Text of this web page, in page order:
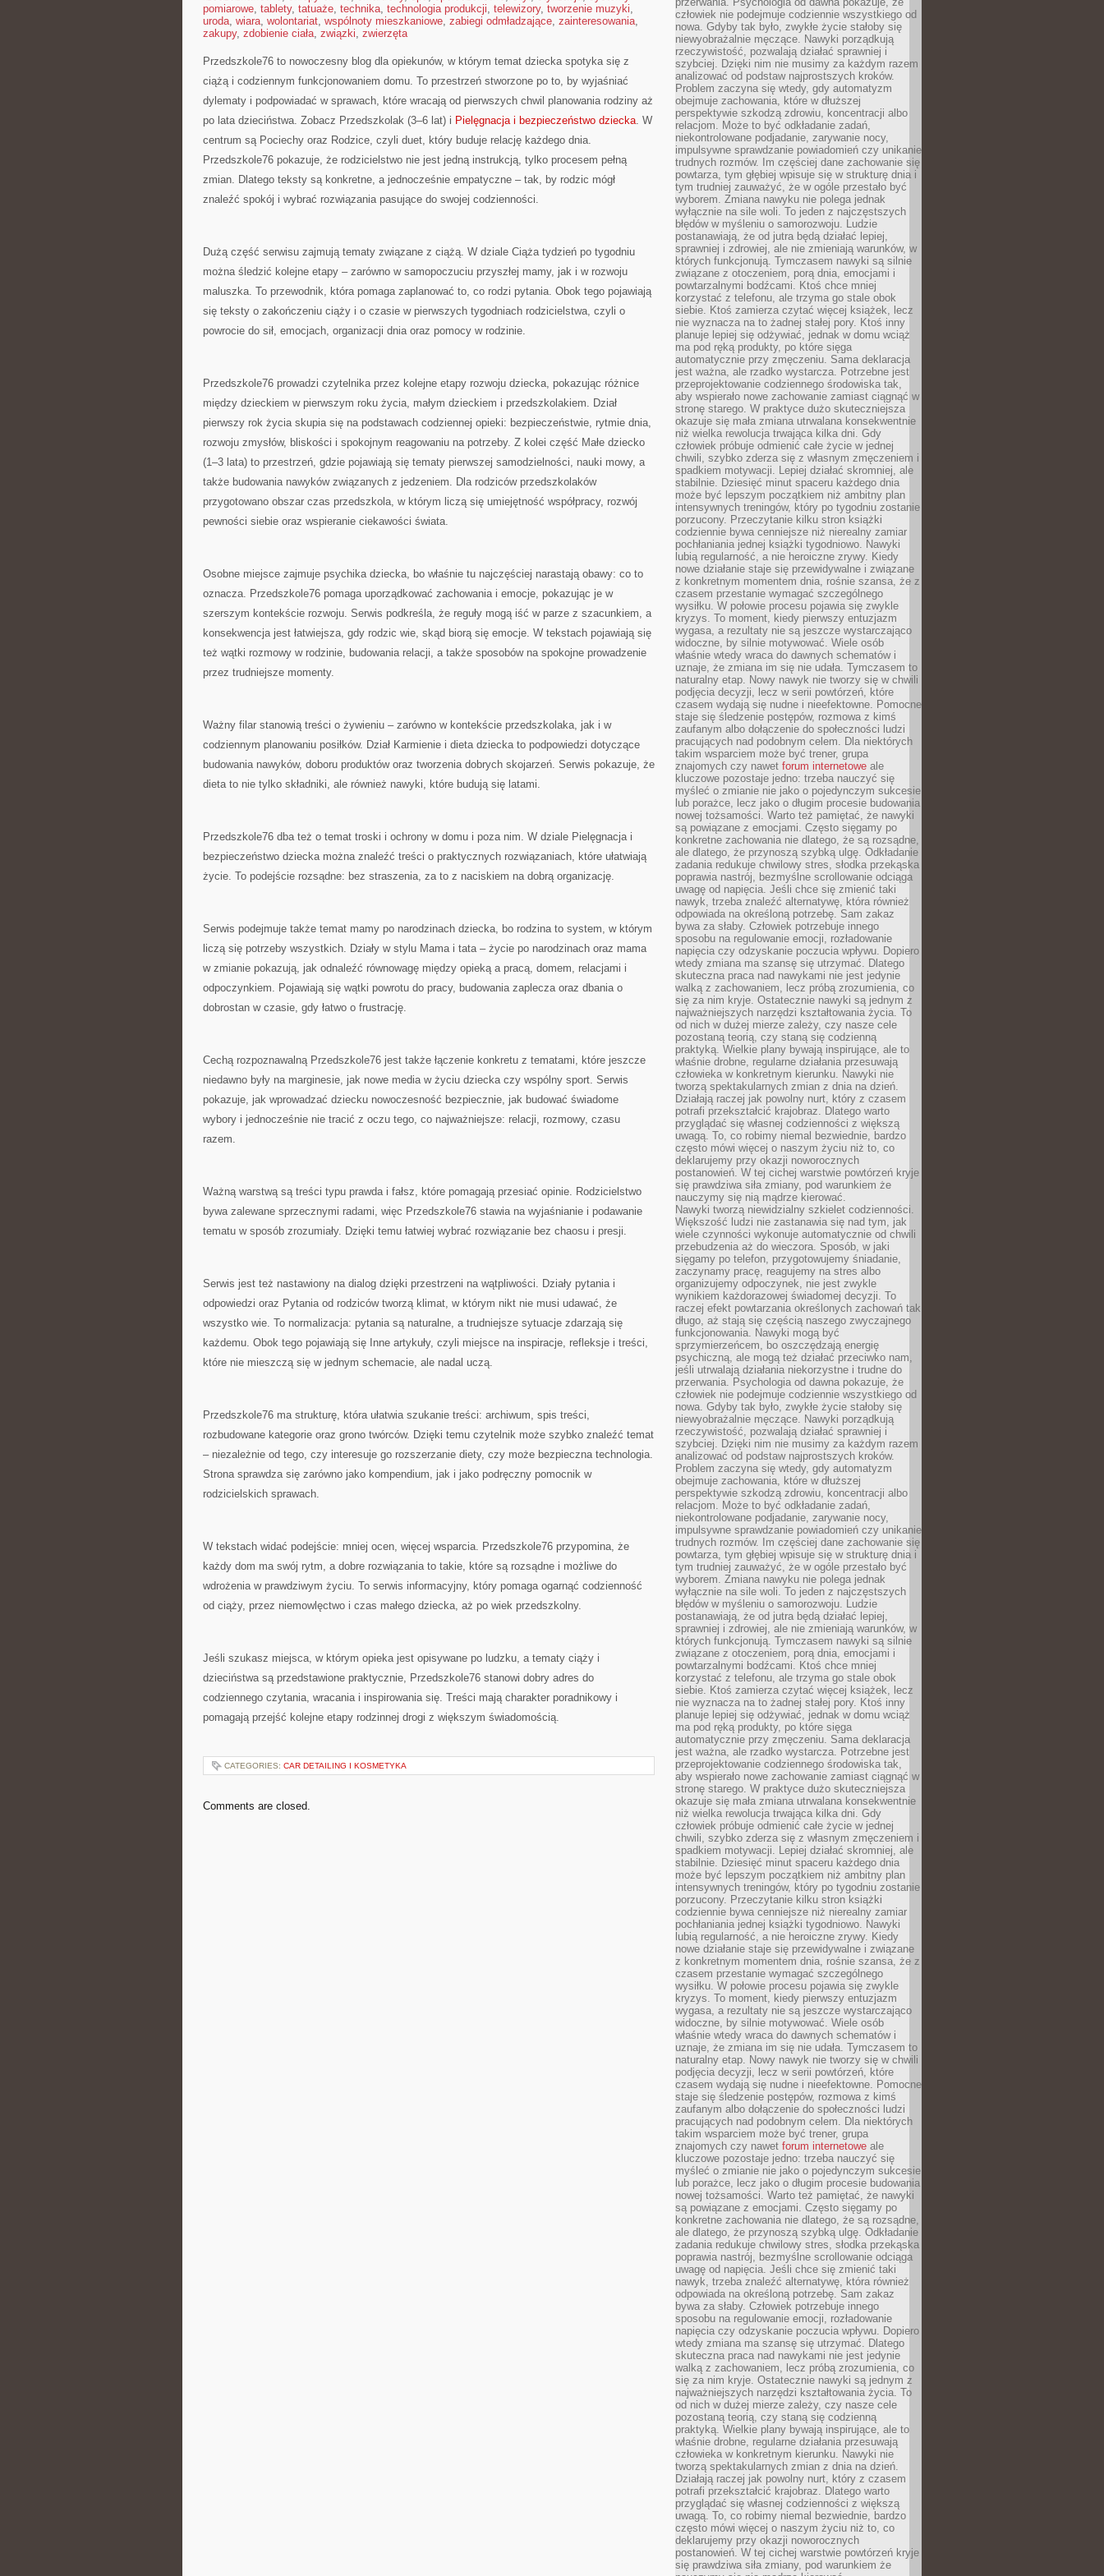
pomiarowe, tablety, tatuaże, technika, technologia produkcji, telewizory, tworzenie muzyki,
uroda, wiara, wolontariat, wspólnoty mieszkaniowe, zabiegi odmładzające, zainteresowania,
zakupy, zdobienie ciała, związki, zwierzęta
Przedszkole76 to nowoczesny blog dla opiekunów, w którym temat dziecka spotyka się z
ciążą i codziennym funkcjonowaniem domu. To przestrzeń stworzone po to, by wyjaśniać
dylematy i podpowiadać w sprawach, które wracają od pierwszych chwil planowania rodziny aż
po lata dzieciństwa. Zobacz Przedszkolak (3–6 lat) i Pielęgnacja i bezpieczeństwo dziecka. W
centrum są Pociechy oraz Rodzice, czyli duet, który buduje relację każdego dnia.
Przedszkole76 pokazuje, że rodzicielstwo nie jest jedną instrukcją, tylko procesem pełną
zmian. Dlatego teksty są konkretne, a jednocześnie empatyczne – tak, by rodzic mógł
znaleźć spokój i wybrać rozwiązania pasujące do swojej codzienności.
Dużą część serwisu zajmują tematy związane z ciążą. W dziale Ciąża tydzień po tygodniu
można śledzić kolejne etapy – zarówno w samopoczuciu przyszłej mamy, jak i w rozwoju
maluszka. To przewodnik, która pomaga zaplanować to, co rodzi pytania. Obok tego pojawiają
się teksty o zakończeniu ciąży i o czasie w pierwszych tygodniach rodzicielstwa, czyli o
powrocie do sił, emocjach, organizacji dnia oraz pomocy w rodzinie.
Przedszkole76 prowadzi czytelnika przez kolejne etapy rozwoju dziecka, pokazując różnice
między dzieckiem w pierwszym roku życia, małym dzieckiem i przedszkolakiem. Dział
pierwszy rok życia skupia się na podstawach codziennej opieki: bezpieczeństwie, rytmie dnia,
rozwoju zmysłów, bliskości i spokojnym reagowaniu na potrzeby. Z kolei część Małe dziecko
(1–3 lata) to przestrzeń, gdzie pojawiają się tematy pierwszej samodzielności, nauki mowy, a
także budowania nawyków związanych z jedzeniem. Dla rodziców przedszkolaków
przygotowano obszar czas przedszkola, w którym liczą się umiejętność współpracy, rozwój
pewności siebie oraz wspieranie ciekawości świata.
Osobne miejsce zajmuje psychika dziecka, bo właśnie tu najczęściej narastają obawy: co to
oznacza. Przedszkole76 pomaga uporządkować zachowania i emocje, pokazując je w
szerszym kontekście rozwoju. Serwis podkreśla, że reguły mogą iść w parze z szacunkiem, a
konsekwencja jest łatwiejsza, gdy rodzic wie, skąd biorą się emocje. W tekstach pojawiają się
też wątki rozmowy w rodzinie, budowania relacji, a także sposobów na spokojne prowadzenie
przez trudniejsze momenty.
Ważny filar stanowią treści o żywieniu – zarówno w kontekście przedszkolaka, jak i w
codziennym planowaniu posiłków. Dział Karmienie i dieta dziecka to podpowiedzi dotyczące
budowania nawyków, doboru produktów oraz tworzenia dobrych skojarzeń. Serwis pokazuje, że
dieta to nie tylko składniki, ale również nawyki, które budują się latami.
Przedszkole76 dba też o temat troski i ochrony w domu i poza nim. W dziale Pielęgnacja i
bezpieczeństwo dziecka można znaleźć treści o praktycznych rozwiązaniach, które ułatwiają
życie. To podejście rozsądne: bez straszenia, za to z naciskiem na dobrą organizację.
Serwis podejmuje także temat mamy po narodzinach dziecka, bo rodzina to system, w którym
liczą się potrzeby wszystkich. Działy w stylu Mama i tata – życie po narodzinach oraz mama
w zmianie pokazują, jak odnaleźć równowagę między opieką a pracą, domem, relacjami i
odpoczynkiem. Pojawiają się wątki powrotu do pracy, budowania zaplecza oraz dbania o
dobrostan w czasie, gdy łatwo o frustrację.
Cechą rozpoznawalną Przedszkole76 jest także łączenie konkretu z tematami, które jeszcze
niedawno były na marginesie, jak nowe media w życiu dziecka czy wspólny sport. Serwis
pokazuje, jak wprowadzać dziecku nowoczesność bezpiecznie, jak budować świadome
wybory i jednocześnie nie tracić z oczu tego, co najważniejsze: relacji, rozmowy, czasu
razem.
Ważną warstwą są treści typu prawda i fałsz, które pomagają przesiać opinie. Rodzicielstwo
bywa zalewane sprzecznymi radami, więc Przedszkole76 stawia na wyjaśnianie i podawanie
tematu w sposób zrozumiały. Dzięki temu łatwiej wybrać rozwiązanie bez chaosu i presji.
Serwis jest też nastawiony na dialog dzięki przestrzeni na wątpliwości. Działy pytania i
odpowiedzi oraz Pytania od rodziców tworzą klimat, w którym nikt nie musi udawać, że
wszystko wie. To normalizacja: pytania są naturalne, a trudniejsze sytuacje zdarzają się
każdemu. Obok tego pojawiają się Inne artykuły, czyli miejsce na inspiracje, refleksje i treści,
które nie mieszczą się w jednym schemacie, ale nadal uczą.
Przedszkole76 ma strukturę, która ułatwia szukanie treści: archiwum, spis treści,
rozbudowane kategorie oraz grono twórców. Dzięki temu czytelnik może szybko znaleźć temat
– niezależnie od tego, czy interesuje go rozszerzanie diety, czy może bezpieczna technologia.
Strona sprawdza się zarówno jako kompendium, jak i jako podręczny pomocnik w
rodzicielskich sprawach.
W tekstach widać podejście: mniej ocen, więcej wsparcia. Przedszkole76 przypomina, że
każdy dom ma swój rytm, a dobre rozwiązania to takie, które są rozsądne i możliwe do
wdrożenia w prawdziwym życiu. To serwis informacyjny, który pomaga ogarnąć codzienność
od ciąży, przez niemowlęctwo i czas małego dziecka, aż po wiek przedszkolny.
Jeśli szukasz miejsca, w którym opieka jest opisywane po ludzku, a tematy ciąży i
dzieciństwa są przedstawione praktycznie, Przedszkole76 stanowi dobry adres do
codziennego czytania, wracania i inspirowania się. Treści mają charakter poradnikowy i
pomagają przejść kolejne etapy rodzinnej drogi z większym świadomością.
CATEGORIES: CAR DETAILING I KOSMETYKA
Comments are closed.
człowiek nie podejmuje codziennie wszystkiego od
nowa. Gdyby tak było, zwykłe życie stałoby się
niewyobrażalnie męczące. Nawyki porządkują
rzeczywistość, pozwalają działać sprawniej i
szybciej. Dzięki nim nie musimy za każdym razem
analizować od podstaw najprostszych kroków.
Problem zaczyna się wtedy, gdy automatyzm
obejmuje zachowania, które w dłuższej
perspektywie szkodzą zdrowiu, koncentracji albo
relacjom. Może to być odkładanie zadań,
niekontrolowane podjadanie, zarywanie nocy,
impulsywne sprawdzanie powiadomień czy unikanie
trudnych rozmów. Im częściej dane zachowanie się
powtarza, tym głębiej wpisuje się w strukturę dnia i
tym trudniej zauważyć, że w ogóle przestało być
wyborem. Zmiana nawyku nie polega jednak
wyłącznie na sile woli. To jeden z najczęstszych
błędów w myśleniu o samorozwoju. Ludzie
postanawiają, że od jutra będą działać lepiej,
sprawniej i zdrowiej, ale nie zmieniają warunków, w
których funkcjonują. Tymczasem nawyki są silnie
związane z otoczeniem, porą dnia, emocjami i
powtarzalnymi bodźcami. Ktoś chce mniej
korzystać z telefonu, ale trzyma go stale obok
siebie. Ktoś zamierza czytać więcej książek, lecz
nie wyznacza na to żadnej stałej pory. Ktoś inny
planuje lepiej się odżywiać, jednak w domu wciąż
ma pod ręką produkty, po które sięga
automatycznie przy zmęczeniu. Sama deklaracja
jest ważna, ale rzadko wystarcza. Potrzebne jest
przeprojektowanie codziennego środowiska tak,
aby wspierało nowe zachowanie zamiast ciągnąć w
stronę starego. W praktyce dużo skuteczniejsza
okazuje się mała zmiana utrwalana konsekwentnie
niż wielka rewolucja trwająca kilka dni. Gdy
człowiek próbuje odmienić całe życie w jednej
chwili, szybko zderza się z własnym zmęczeniem i
spadkiem motywacji. Lepiej działać skromniej, ale
stabilnie. Dziesięć minut spaceru każdego dnia
może być lepszym początkiem niż ambitny plan
intensywnych treningów, który po tygodniu zostanie
porzucony. Przeczytanie kilku stron książki
codziennie bywa cenniejsze niż nierealny zamiar
pochłaniania jednej książki tygodniowo. Nawyki
lubią regularność, a nie heroiczne zrywy. Kiedy
nowe działanie staje się przewidywalne i związane
z konkretnym momentem dnia, rośnie szansa, że z
czasem przestanie wymagać szczególnego
wysiłku. W połowie procesu pojawia się zwykle
kryzys. To moment, kiedy pierwszy entuzjazm
wygasa, a rezultaty nie są jeszcze wystarczająco
widoczne, by silnie motywować. Wiele osób
właśnie wtedy wraca do dawnych schematów i
uznaje, że zmiana im się nie udała. Tymczasem to
naturalny etap. Nowy nawyk nie tworzy się w chwili
podjęcia decyzji, lecz w serii powtórzeń, które
czasem wydają się nudne i nieefektowne. Pomocne
staje się śledzenie postępów, rozmowa z kimś
zaufanym albo dołączenie do społeczności ludzi
pracujących nad podobnym celem. Dla niektórych
takim wsparciem może być trener, grupa
znajomych czy nawet forum internetowe ale
kluczowe pozostaje jedno: trzeba nauczyć się
myśleć o zmianie nie jako o pojedynczym sukcesie
lub porażce, lecz jako o długim procesie budowania
nowej tożsamości. Warto też pamiętać, że nawyki
są powiązane z emocjami. Często sięgamy po
konkretne zachowania nie dlatego, że są rozsądne,
ale dlatego, że przynoszą szybką ulgę. Odkładanie
zadania redukuje chwilowy stres, słodka przekąska
poprawia nastrój, bezmyślne scrollowanie odciąga
uwagę od napięcia. Jeśli chce się zmienić taki
nawyk, trzeba znaleźć alternatywę, która również
odpowiada na określoną potrzebę. Sam zakaz
bywa za słaby. Człowiek potrzebuje innego
sposobu na regulowanie emocji, rozładowanie
napięcia czy odzyskanie poczucia wpływu. Dopiero
wtedy zmiana ma szansę się utrzymać. Dlatego
skuteczna praca nad nawykami nie jest jedynie
walką z zachowaniem, lecz próbą zrozumienia, co
się za nim kryje. Ostatecznie nawyki są jednym z
najważniejszych narzędzi kształtowania życia. To
od nich w dużej mierze zależy, czy nasze cele
pozostaną teorią, czy staną się codzienną
praktyką. Wielkie plany bywają inspirujące, ale to
właśnie drobne, regularne działania przesuwają
człowieka w konkretnym kierunku. Nawyki nie
tworzą spektakularnych zmian z dnia na dzień.
Działają raczej jak powolny nurt, który z czasem
potrafi przekształcić krajobraz. Dlatego warto
przyglądać się własnej codzienności z większą
uwagą. To, co robimy niemal bezwiednie, bardzo
często mówi więcej o naszym życiu niż to, co
deklarujemy przy okazji noworocznych
postanowień. W tej cichej warstwie powtórzeń kryje
się prawdziwa siła zmiany, pod warunkiem że
nauczymy się nią mądrze kierować.
Nawyki tworzą niewidzialny szkielet codzienności.
Większość ludzi nie zastanawia się nad tym, jak
wiele czynności wykonuje automatycznie od chwili
przebudzenia aż do wieczora. Sposób, w jaki
sięgamy po telefon, przygotowujemy śniadanie,
zaczynamy pracę, reagujemy na stres albo
organizujemy odpoczynek, nie jest zwykle
wynikiem każdorazowej świadomej decyzji. To
raczej efekt powtarzania określonych zachowań tak
długo, aż stają się częścią naszego zwyczajnego
funkcjonowania. Nawyki mogą być
sprzymierzeńcem, bo oszczędzają energię
psychiczną, ale mogą też działać przeciwko nam,
jeśli utrwalają działania niekorzystne i trudne do
przerwania. Psychologia od dawna pokazuje, że
człowiek nie podejmuje codziennie wszystkiego od
nowa. Gdyby tak było, zwykłe życie stałoby się
niewyobrażalnie męczące. Nawyki porządkują
rzeczywistość, pozwalają działać sprawniej i
szybciej. Dzięki nim nie musimy za każdym razem
analizować od podstaw najprostszych kroków.
Problem zaczyna się wtedy, gdy automatyzm
obejmuje zachowania, które w dłuższej
perspektywie szkodzą zdrowiu, koncentracji albo
relacjom. Może to być odkładanie zadań,
niekontrolowane podjadanie, zarywanie nocy,
impulsywne sprawdzanie powiadomień czy unikanie
trudnych rozmów. Im częściej dane zachowanie się
powtarza, tym głębiej wpisuje się w strukturę dnia i
tym trudniej zauważyć, że w ogóle przestało być
wyborem. Zmiana nawyku nie polega jednak
wyłącznie na sile woli. To jeden z najczęstszych
błędów w myśleniu o samorozwoju. Ludzie
postanawiają, że od jutra będą działać lepiej,
sprawniej i zdrowiej, ale nie zmieniają warunków, w
których funkcjonują. Tymczasem nawyki są silnie
związane z otoczeniem, porą dnia, emocjami i
powtarzalnymi bodźcami. Ktoś chce mniej
korzystać z telefonu, ale trzyma go stale obok
siebie. Ktoś zamierza czytać więcej książek, lecz
nie wyznacza na to żadnej stałej pory. Ktoś inny
planuje lepiej się odżywiać, jednak w domu wciąż
ma pod ręką produkty, po które sięga
automatycznie przy zmęczeniu. Sama deklaracja
jest ważna, ale rzadko wystarcza. Potrzebne jest
przeprojektowanie codziennego środowiska tak,
aby wspierało nowe zachowanie zamiast ciągnąć w
stronę starego. W praktyce dużo skuteczniejsza
okazuje się mała zmiana utrwalana konsekwentnie
niż wielka rewolucja trwająca kilka dni. Gdy
człowiek próbuje odmienić całe życie w jednej
chwili, szybko zderza się z własnym zmęczeniem i
spadkiem motywacji. Lepiej działać skromniej, ale
stabilnie. Dziesięć minut spaceru każdego dnia
może być lepszym początkiem niż ambitny plan
intensywnych treningów, który po tygodniu zostanie
porzucony. Przeczytanie kilku stron książki
codziennie bywa cenniejsze niż nierealny zamiar
pochłaniania jednej książki tygodniowo. Nawyki
lubią regularność, a nie heroiczne zrywy. Kiedy
nowe działanie staje się przewidywalne i związane
z konkretnym momentem dnia, rośnie szansa, że z
czasem przestanie wymagać szczególnego
wysiłku. W połowie procesu pojawia się zwykle
kryzys. To moment, kiedy pierwszy entuzjazm
wygasa, a rezultaty nie są jeszcze wystarczająco
widoczne, by silnie motywować. Wiele osób
właśnie wtedy wraca do dawnych schematów i
uznaje, że zmiana im się nie udała. Tymczasem to
naturalny etap. Nowy nawyk nie tworzy się w chwili
podjęcia decyzji, lecz w serii powtórzeń, które
czasem wydają się nudne i nieefektowne. Pomocne
staje się śledzenie postępów, rozmowa z kimś
zaufanym albo dołączenie do społeczności ludzi
pracujących nad podobnym celem. Dla niektórych
takim wsparciem może być trener, grupa
znajomych czy nawet forum internetowe ale
kluczowe pozostaje jedno: trzeba nauczyć się
myśleć o zmianie nie jako o pojedynczym sukcesie
lub porażce, lecz jako o długim procesie budowania
nowej tożsamości. Warto też pamiętać, że nawyki
są powiązane z emocjami. Często sięgamy po
konkretne zachowania nie dlatego, że są rozsądne,
ale dlatego, że przynoszą szybką ulgę. Odkładanie
zadania redukuje chwilowy stres, słodka przekąska
poprawia nastrój, bezmyślne scrollowanie odciąga
uwagę od napięcia. Jeśli chce się zmienić taki
nawyk, trzeba znaleźć alternatywę, która również
odpowiada na określoną potrzebę. Sam zakaz
bywa za słaby. Człowiek potrzebuje innego
sposobu na regulowanie emocji, rozładowanie
napięcia czy odzyskanie poczucia wpływu. Dopiero
wtedy zmiana ma szansę się utrzymać. Dlatego
skuteczna praca nad nawykami nie jest jedynie
walką z zachowaniem, lecz próbą zrozumienia, co
się za nim kryje. Ostatecznie nawyki są jednym z
najważniejszych narzędzi kształtowania życia. To
od nich w dużej mierze zależy, czy nasze cele
pozostaną teorią, czy staną się codzienną
praktyką. Wielkie plany bywają inspirujące, ale to
właśnie drobne, regularne działania przesuwają
człowieka w konkretnym kierunku. Nawyki nie
tworzą spektakularnych zmian z dnia na dzień.
Działają raczej jak powolny nurt, który z czasem
potrafi przekształcić krajobraz. Dlatego warto
przyglądać się własnej codzienności z większą
uwagą. To, co robimy niemal bezwiednie, bardzo
często mówi więcej o naszym życiu niż to, co
deklarujemy przy okazji noworocznych
postanowień. W tej cichej warstwie powtórzeń kryje
się prawdziwa siła zmiany, pod warunkiem że